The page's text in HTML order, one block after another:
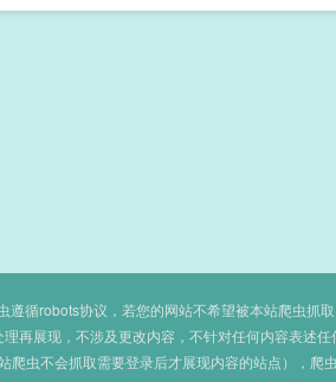
循robots协议，若您的网站不希望被本站爬虫抓
再展现，不涉及更改内容，不针对任何内容表述任
虫不会抓取需要登录后才展现内容的站点），爬